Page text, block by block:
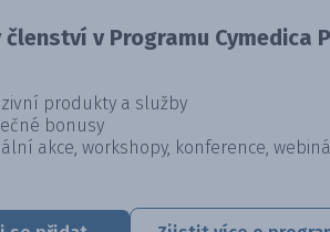
členství v Programu Cymedica
produkty a služby
bonusy
akce, workshopy, konference,